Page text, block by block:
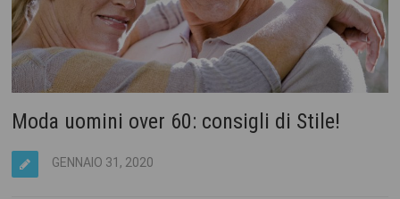
Moda uomini over 60: consigli di Stile!
GENNAIO 31, 2020